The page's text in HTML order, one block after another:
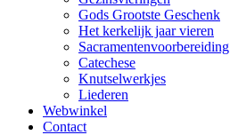
Gods Grootste Geschenk
Het kerkelijk jaar vieren
Sacramentenvoorbereiding
Catechese
Knutselwerkjes
Liederen
Webwinkel
Contact